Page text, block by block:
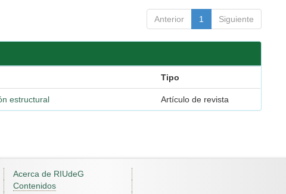
Anterior 1 Siguiente
Tipo
estructural Artículo de revista
Acerca de RIUdeG
Contenidos